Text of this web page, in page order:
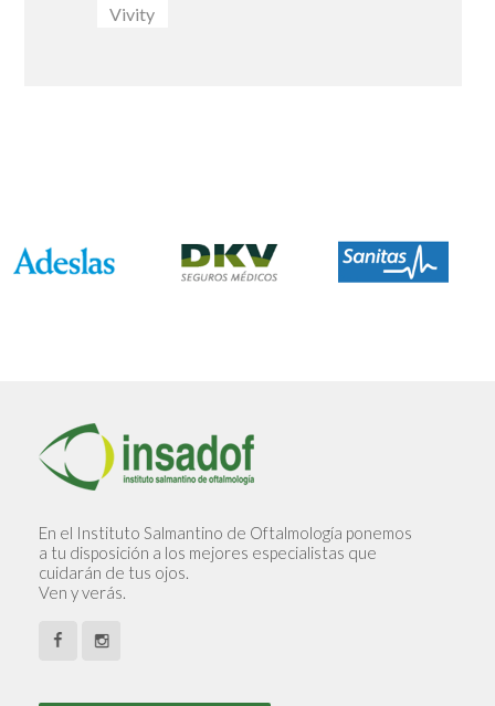
Vivity
En el Instituto Salmantino de Oftalmología ponemos
a tu disposición a los mejores especialistas que
cuidarán de tus ojos.
Ven y verás.